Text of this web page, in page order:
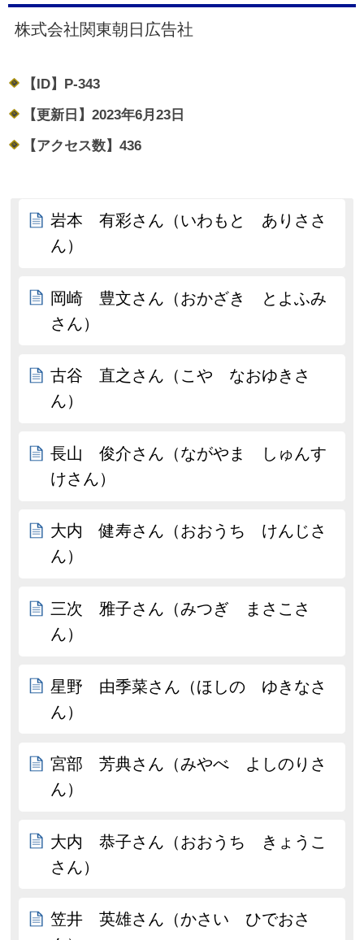
株式会社関東朝日広告社
【ID】 P-343
【更新日】 2023年6月23日
【アクセス数】 436
岩本 有彩さん（いわもと ありささ
ん）
岡崎 豊文さん（おかざき とよふみ
さん）
古谷 直之さん（こや なおゆきさ
ん）
長山 俊介さん（ながやま しゅんす
けさん）
大内 健寿さん（おおうち けんじさ
ん）
三次 雅子さん（みつぎ まさこさ
ん）
星野 由季菜さん（ほしの ゆきなさ
ん）
宮部 芳典さん（みやべ よしのりさ
ん）
大内 恭子さん（おおうち きょうこ
さん）
笠井 英雄さん（かさい ひでおさ